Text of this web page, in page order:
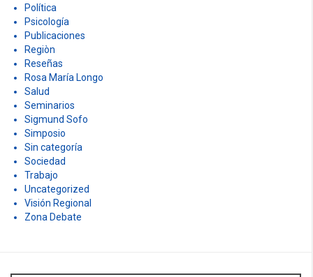
Política
Psicología
Publicaciones
Regiòn
Reseñas
Rosa María Longo
Salud
Seminarios
Sigmund Sofo
Simposio
Sin categoría
Sociedad
Trabajo
Uncategorized
Visión Regional
Zona Debate